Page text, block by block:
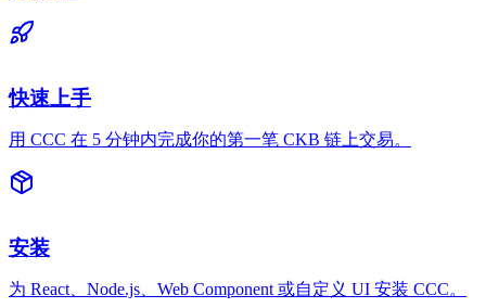
快速上手
用 CCC 在 5 分钟内完成你的第一笔 CKB 链上交易。
安装
为 React、Node.js、Web Component 或自定义 UI 安装 CCC。